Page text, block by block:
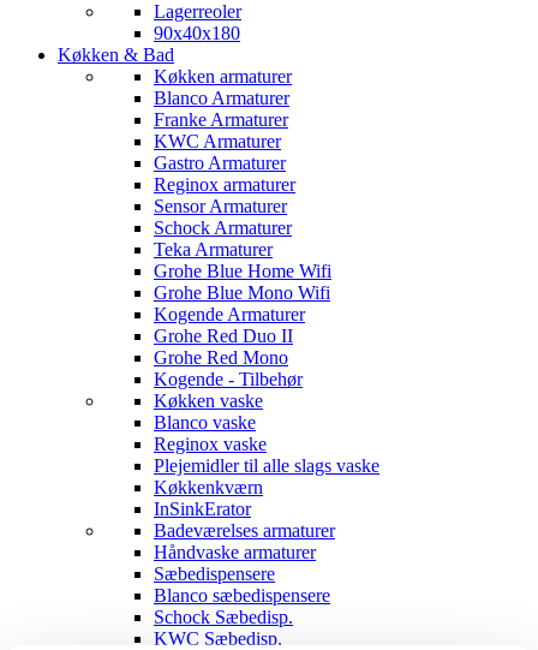
Lagerreoler
90x40x180
Køkken & Bad
Køkken armaturer
Blanco Armaturer
Franke Armaturer
KWC Armaturer
Gastro Armaturer
Reginox armaturer
Sensor Armaturer
Schock Armaturer
Teka Armaturer
Grohe Blue Home Wifi
Grohe Blue Mono Wifi
Kogende Armaturer
Grohe Red Duo II
Grohe Red Mono
Kogende - Tilbehør
Køkken vaske
Blanco vaske
Reginox vaske
Plejemidler til alle slags vaske
Køkkenkværn
InSinkErator
Badeværelses armaturer
Håndvaske armaturer
Sæbedispensere
Blanco sæbedispensere
Schock Sæbedisp.
KWC Sæbedisp.